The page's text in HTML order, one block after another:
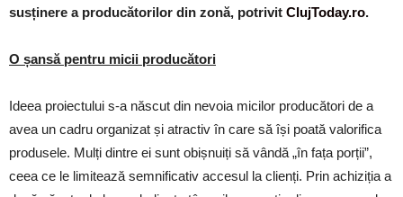
susținere a producătorilor din zonă, potrivit ClujToday.ro.
O șansă pentru micii producători
Ideea proiectului s-a născut din nevoia micilor producători de a
avea un cadru organizat și atractiv în care să își poată valorifica
produsele. Mulți dintre ei sunt obișnuiți să vândă „în fața porții”,
ceea ce le limitează semnificativ accesul la clienți. Prin achiziția a